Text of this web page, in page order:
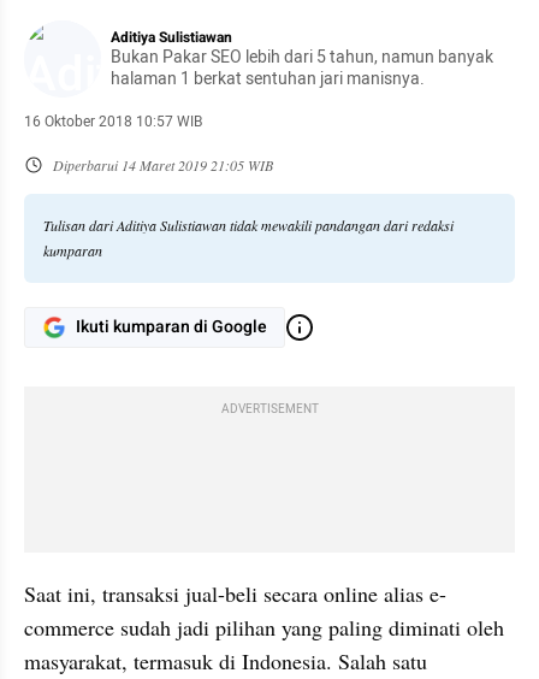
Aditiya Sulistiawan
Bukan Pakar SEO lebih dari 5 tahun, namun banyak
halaman 1 berkat sentuhan jari manisnya.
16 Oktober 2018 10:57 WIB
Diperbarui 14 Maret 2019 21:05 WIB
Tulisan dari Aditiya Sulistiawan tidak mewakili pandangan dari redaksi
kumparan
Ikuti kumparan di Google
ADVERTISEMENT
Saat ini, transaksi jual-beli secara online alias e-
commerce sudah jadi pilihan yang paling diminati oleh
masyarakat, termasuk di Indonesia. Salah satu